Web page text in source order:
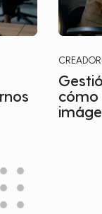
cómo